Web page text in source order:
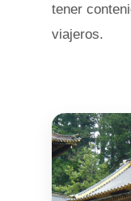
tener
viajeros.